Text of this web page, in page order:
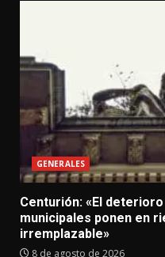
GENERALES
Centurión: «El
municipales ponen en
irremplazable»
8 de agosto de 2026